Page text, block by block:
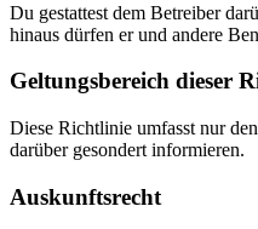
Du gestattest dem Betreiber
hinaus dürfen er und andere
Geltungsbereich dieser
Diese Richtlinie umfasst nur
darüber gesondert informieren.
Auskunftsrecht